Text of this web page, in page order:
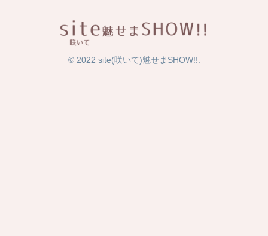
© 2022 site(咲いて)魅せまSHOW!!.